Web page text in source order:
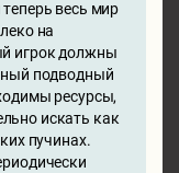
весь мир
на
игрок должны
подводный
ресурсы,
искать как
пучинах.